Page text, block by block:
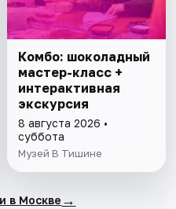
Комбо: шоколадный
мастер-класс +
интерактивная
экскурсия
8 августа 2026 •
суббота
Музей В Тишине
в Москве →